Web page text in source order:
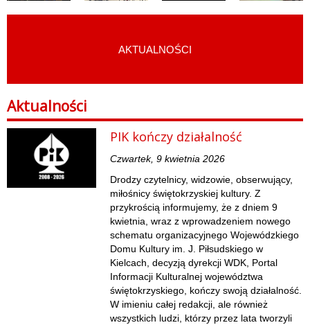
AKTUALNOŚCI
Aktualności
PIK kończy działalność
Czwartek, 9 kwietnia 2026
Drodzy czytelnicy, widzowie, obserwujący,
miłośnicy świętokrzyskiej kultury. Z
przykrością informujemy, że z dniem 9
kwietnia, wraz z wprowadzeniem nowego
schematu organizacyjnego Wojewódzkiego
Domu Kultury im. J. Piłsudskiego w
Kielcach, decyzją dyrekcji WDK, Portal
Informacji Kulturalnej województwa
świętokrzyskiego, kończy swoją działalność.
W imieniu całej redakcji, ale również
wszystkich ludzi, którzy przez lata tworzyli